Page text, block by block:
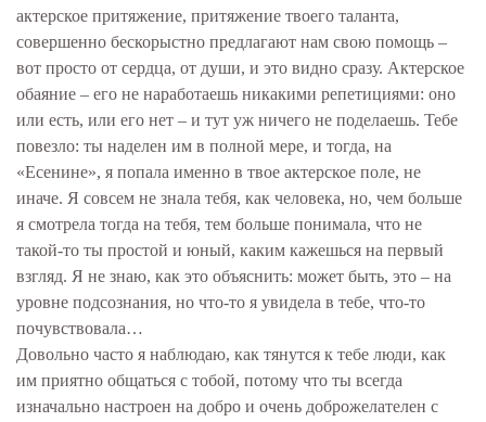
актерское притяжение, притяжение твоего таланта,
совершенно бескорыстно предлагают нам свою помощь –
вот просто от сердца, от души, и это видно сразу. Актерское
обаяние – его не наработаешь никакими репетициями: оно
или есть, или его нет – и тут уж ничего не поделаешь. Тебе
повезло: ты наделен им в полной мере, и тогда, на
«Есенине», я попала именно в твое актерское поле, не
иначе. Я совсем не знала тебя, как человека, но, чем больше
я смотрела тогда на тебя, тем больше понимала, что не
такой-то ты простой и юный, каким кажешься на первый
взгляд. Я не знаю, как это объяснить: может быть, это – на
уровне подсознания, но что-то я увидела в тебе, что-то
почувствовала…
Довольно часто я наблюдаю, как тянутся к тебе люди, как
им приятно общаться с тобой, потому что ты всегда
изначально настроен на добро и очень доброжелателен с